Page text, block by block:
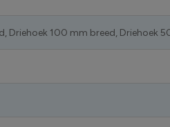
Driehoek 100 mm breed, Driehoek